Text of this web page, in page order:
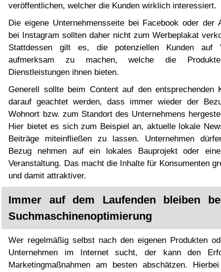
veröffentlichen, welcher die Kunden wirklich interessiert.
Die eigene Unternehmensseite bei Facebook oder der
bei Instagram sollten daher nicht zum Werbeplakat
Stattdessen gilt es, die potenziellen Kunden auf
aufmerksam zu machen, welche die
Dienstleistungen ihnen bieten.
Generell sollte beim Content auf den entsprechenden
darauf geachtet werden, dass immer wieder der
Wohnort bzw. zum Standort des Unternehmens
Hier bietet es sich zum Beispiel an, aktuelle lokale
Beiträge miteinfließen zu lassen. Unternehmen
Bezug nehmen auf ein lokales Bauprojekt oder
Veranstaltung. Das macht die Inhalte für Konsumenten
und damit attraktiver.
Immer auf dem Laufenden bleiben
Suchmaschinenoptimierung
Wer regelmäßig selbst nach den eigenen Produkten
Unternehmen im Internet sucht, der kann den
Marketingmaßnahmen am besten abschätzen.